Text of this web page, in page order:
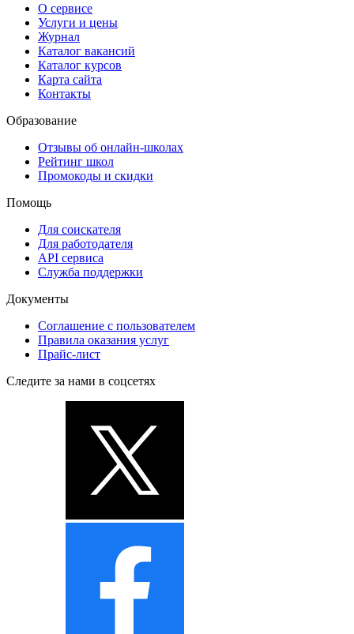
О сервисе
Услуги и цены
Журнал
Каталог вакансий
Каталог курсов
Карта сайта
Контакты
Образование
Отзывы об онлайн-школах
Рейтинг школ
Промокоды и скидки
Помощь
Для соискателя
Для работодателя
API сервиса
Служба поддержки
Документы
Соглашение с пользователем
Правила оказания услуг
Прайс-лист
Следите за нами в соцсетях